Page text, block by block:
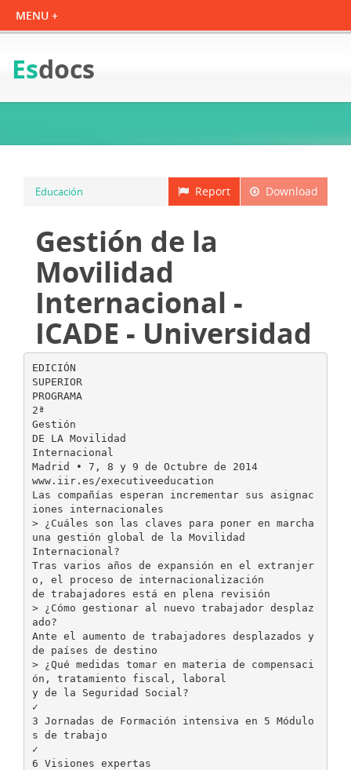
Esdocs
Download
Report
Educación
Gestión de la
Movilidad
Internacional -
ICADE - Universidad
EDICIÓN
SUPERIOR
PROGRAMA
2ª
Gestión
DE LA Movilidad
Internacional
Madrid • 7, 8 y 9 de Octubre de 2014
www.iir.es/executiveeducation
Las compañías esperan incrementar sus asignac
iones internacionales
> ¿Cuáles son las claves para poner en marcha
una gestión global de la Movilidad
Internacional?
Tras varios años de expansión en el extranjer
o, el proceso de internacionalización
de trabajadores está en plena revisión
> ¿Cómo gestionar al nuevo trabajador desplaz
ado?
Ante el aumento de trabajadores desplazados y
de países de destino
> ¿Qué medidas tomar en materia de compensaci
ón, tratamiento fiscal, laboral
y de la Seguridad Social?
✓
3 Jornadas de Formación intensiva en 5 Módulo
s de trabajo
✓
6 Visiones expertas